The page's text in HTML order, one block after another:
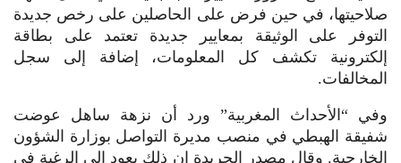
صلاحيتها، في حين فرض على الحاصلين على رخص جديدة
التوفر على الوثيقة بمعايير جديدة تعتمد على بطاقة
إلكترونية تكشف كل المعلومات، إضافة إلى سجل
المخالفات.
وفي “الأحداث المغربية” ورد أن نزهة ساهل عوضت
شفيقة الهبطي في منصب مديرة التواصل بوزارة الشؤون
الخارجية. وقال مصدر الجريدة إن ذلك يعود إلى الرغبة في